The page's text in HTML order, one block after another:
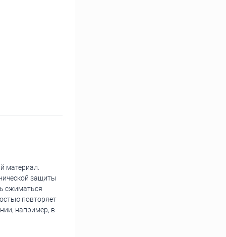
материал.
защиты
сжиматься
повторяет
например, в